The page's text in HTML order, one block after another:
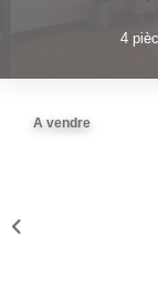
4
A vendre